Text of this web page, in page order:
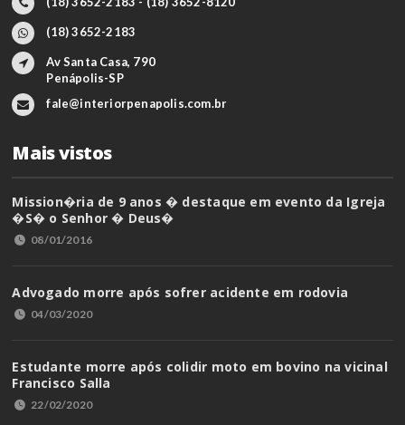
(18) 3652-2183
Av Santa Casa, 790
Penápolis-SP
fale@interiorpenapolis.com.br
Mais vistos
Mission�ria de 9 anos � destaque em evento da Igreja
�S� o Senhor � Deus�
08/01/2016
Advogado morre após sofrer acidente em rodovia
04/03/2020
Estudante morre após colidir moto em bovino na vicinal
Francisco Salla
22/02/2020